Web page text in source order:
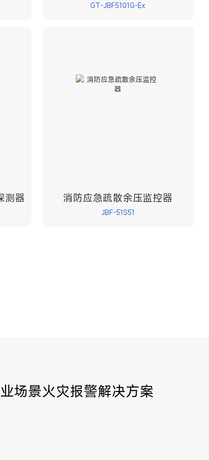
测器
GT-JBF5101G-Ex
消防应急疏散余压监控器
JBF-51S51
场景火灾报警解决方案